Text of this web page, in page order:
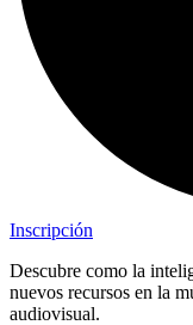
Inscripción
Descubre como la
nuevos recursos en la
audiovisual.